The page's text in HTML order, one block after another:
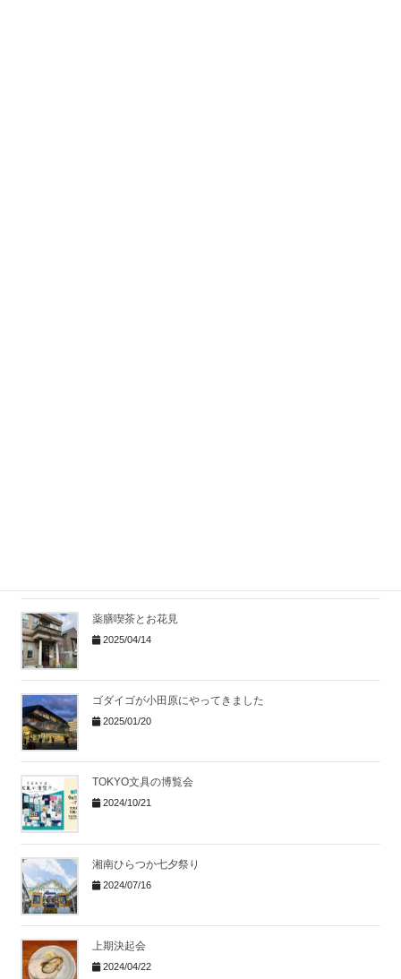
薬膳喫茶とお花見
2025/04/14
ゴダイゴが小田原にやってきました
2025/01/20
TOKYO文具の博覧会
2024/10/21
湘南ひらつか七夕祭り
2024/07/16
上期決起会
2024/04/22